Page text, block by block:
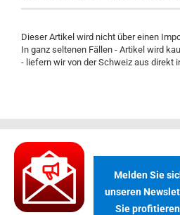
Dieser Artikel wird nicht über einen
In ganz seltenen Fällen - Artikel wird
- liefern wir von der Schweiz aus direkt
Melden Sie
unseren
Sie